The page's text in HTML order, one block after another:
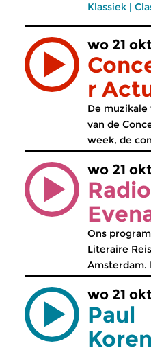
Klassiek |
wo 21
r
De
van de
week, de
wo 21
Ons
Literaire
Amsterdam.
wo 21
Paul